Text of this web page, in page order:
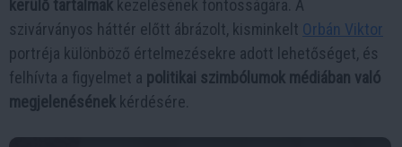
kerülő tartalmak kezelésének fontosságára. A
szivárványos háttér előtt ábrázolt, kisminkelt Orbán Viktor
portréja különböző értelmezésekre adott lehetőséget, és
felhívta a figyelmet a politikai szimbólumok médiában való
megjelenésének kérdésére.